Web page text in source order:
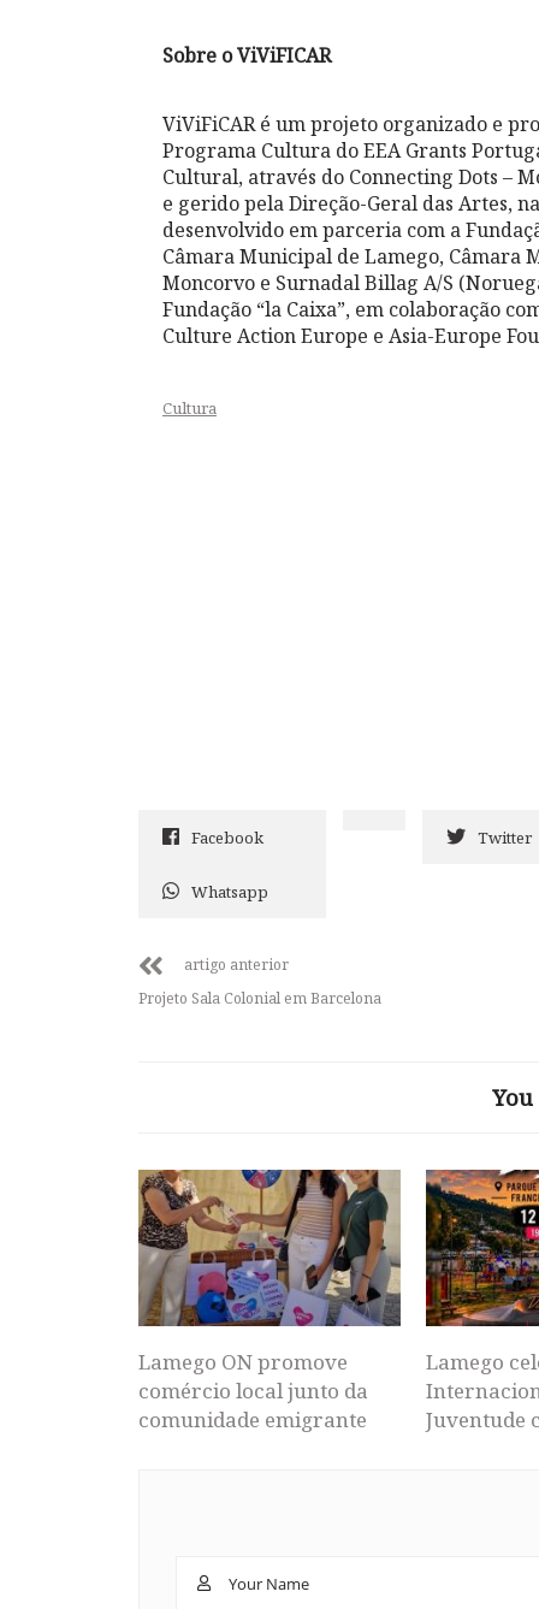
Sobre o ViViFICAR
ViViFiCAR é um projeto organizado e
Programa Cultura do EEA Grants
Cultural, através do Connecting Dots –
e gerido pela Direção-Geral das Artes,
desenvolvido em parceria com a
Câmara Municipal de Lamego, Câmara
Moncorvo e Surnadal Billag A/S
Fundação “la Caixa”, em colaboração
Culture Action Europe e Asia-Europe
Cultura
Facebook Twitter
Whatsapp
artigo anterior
Projeto Sala Colonial em Barcelona
Lamego ON promove
comércio local junto da
comunidade emigrante
Lamego
Juventude